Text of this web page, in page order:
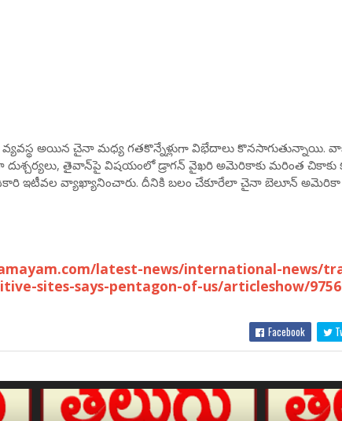
వ్యవస్థ అయిన చైనా మధ్య గతకొన్నేళ్లుగా విభేదాలు కొనసాగుతున్నాయి.
తైవాన్‌పై విషయంలో డ్రాగన్ వైఖరి అమెరికాకు మరింత చికాకు
ఇటీవల వ్యాఖ్యానించారు. దీనికి బలం చేకూరేలా చైనా బెలూన్ అమెరికా
latest-news/international-news/
sites-says-pentagon-of-us/articleshow/
Facebook